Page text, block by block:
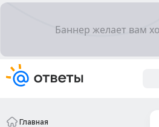
Главная